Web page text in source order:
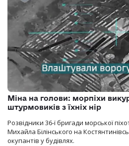
Міна на голови: морпіхи
штурмовиків з їхніх нір
Розвідники 36-ї бригади морської
Михайла Білінського на
окупантів у будівлях.